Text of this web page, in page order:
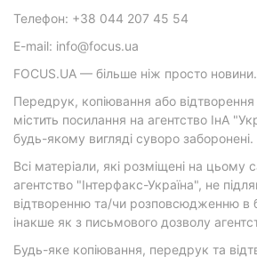
Телефон: +38 044 207 45 54
E-mail: info@focus.ua
FOCUS.UA — більше ніж просто новини.
Передрук, копіювання або відтворення
містить посилання на агентство ІнА
будь-якому вигляді суворо заборонені.
Всі матеріали, які розміщені на цьому
агентство "Інтерфакс-Україна", не
відтворенню та/чи розповсюдженню в
інакше як з письмового дозволу
Будь-яке копіювання, передрук та